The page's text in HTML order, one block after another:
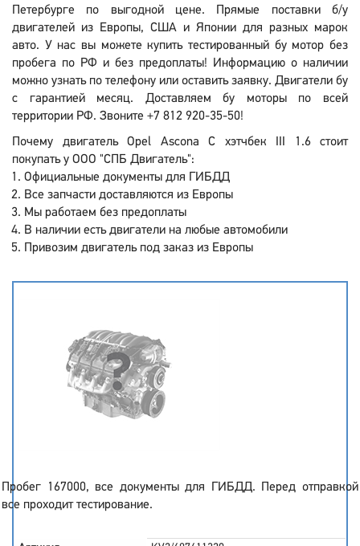
Петербурге по выгодной цене. Прямые поставки б/у
двигателей из Европы, США и Японии для разных марок
авто. У нас вы можете купить тестированный бу мотор без
пробега по РФ и без предоплаты! Информацию о наличии
можно узнать по телефону или оставить заявку. Двигатели бу
с гарантией месяц. Доставляем бу моторы по всей
территории РФ. Звоните +7 812 920-35-50!
Почему двигатель Opel Ascona C хэтчбек III 1.6 стоит
покупать у ООО "СПБ Двигатель":
Официальные документы для ГИБДД
Все запчасти доставляются из Европы
Мы работаем без предоплаты
В наличии есть двигатели на любые автомобили
Привозим двигатель под заказ из Европы
Пробег 167000, все документы для ГИБДД. Перед отправкой
все проходит тестирование.